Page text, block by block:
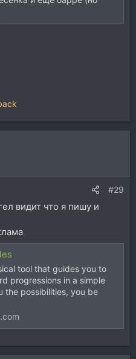
#29
видит что я пишу и
tool that guides you to
progressions in a simple
the possibilities, you be